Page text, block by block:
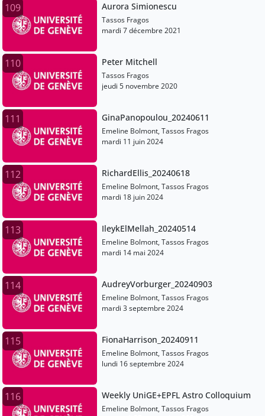
109 Aurora Simionescu
Tassos Fragos
mardi 7 décembre 2021
110 Peter Mitchell
Tassos Fragos
jeudi 5 novembre 2020
111 GinaPanopoulou_20240611
Emeline Bolmont, Tassos Fragos
mardi 11 juin 2024
112 RichardEllis_20240618
Emeline Bolmont, Tassos Fragos
mardi 18 juin 2024
113 IleykElMellah_20240514
Emeline Bolmont, Tassos Fragos
mardi 14 mai 2024
114 AudreyVorburger_20240903
Emeline Bolmont, Tassos Fragos
mardi 3 septembre 2024
115 FionaHarrison_20240911
Emeline Bolmont, Tassos Fragos
lundi 16 septembre 2024
116 Weekly UniGE+EPFL Astro Colloquium
Emeline Bolmont, Tassos Fragos